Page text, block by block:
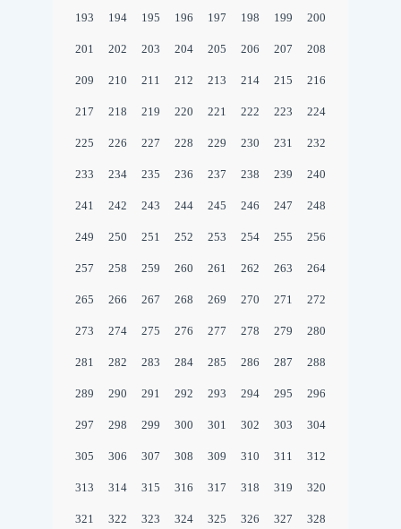
193 194 195 196 197 198 199 200
201 202 203 204 205 206 207 208
209 210 211 212 213 214 215 216
217 218 219 220 221 222 223 224
225 226 227 228 229 230 231 232
233 234 235 236 237 238 239 240
241 242 243 244 245 246 247 248
249 250 251 252 253 254 255 256
257 258 259 260 261 262 263 264
265 266 267 268 269 270 271 272
273 274 275 276 277 278 279 280
281 282 283 284 285 286 287 288
289 290 291 292 293 294 295 296
297 298 299 300 301 302 303 304
305 306 307 308 309 310 311 312
313 314 315 316 317 318 319 320
321 322 323 324 325 326 327 328